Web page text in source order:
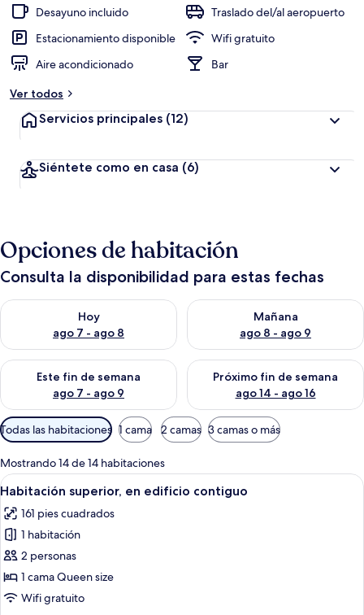
c
ó
t
a
e
v
i
a
o
Desayuno incluido
Traslado del/al aeropuerto
Estacionamiento disponible
Wifi gratuito
Aire acondicionado
Bar
Ver todos
Servicios principales (12)
Siéntete como en casa (6)
Opciones de habitación
Consulta la disponibilidad para estas fechas
Hoy
ago 7 - ago 8
Consulta la disponibilidad para hoy ago 7 - ago 8
Mañana
ago 8 - ago 9
Consulta la disponibilidad
Este fin de semana
ago 7 - ago 9
Consulta la disponibilidad para este fin de semana ago 7 -
Próximo fin de semana
ago 14 - ago 16
Consulta la disponibilidad
Filtros
disponibles
para
las
habitaciones
Todas las habitaciones 1 cama 2 camas 3 camas o más
Mostrando 14 de 14 habitaciones
Abrir
todas
las
fotos
de
Habitación
superior,
Habitación de hotel con una cama,
4
Habitación superior, en edificio contiguo
161 pies cuadrados
1 habitación
2 personas
1 cama Queen size
Wifi gratuito